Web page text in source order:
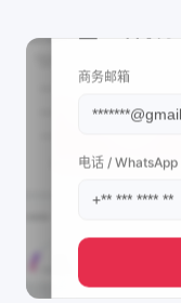
商务邮箱
电话 / WhatsApp